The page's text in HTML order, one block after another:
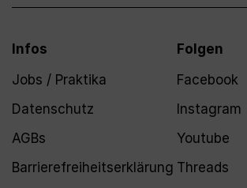
Infos
Jobs / Praktika
Datenschutz
AGBs
Barrierefreiheitserklärung
Folgen
Facebook
Instagram
Youtube
Threads